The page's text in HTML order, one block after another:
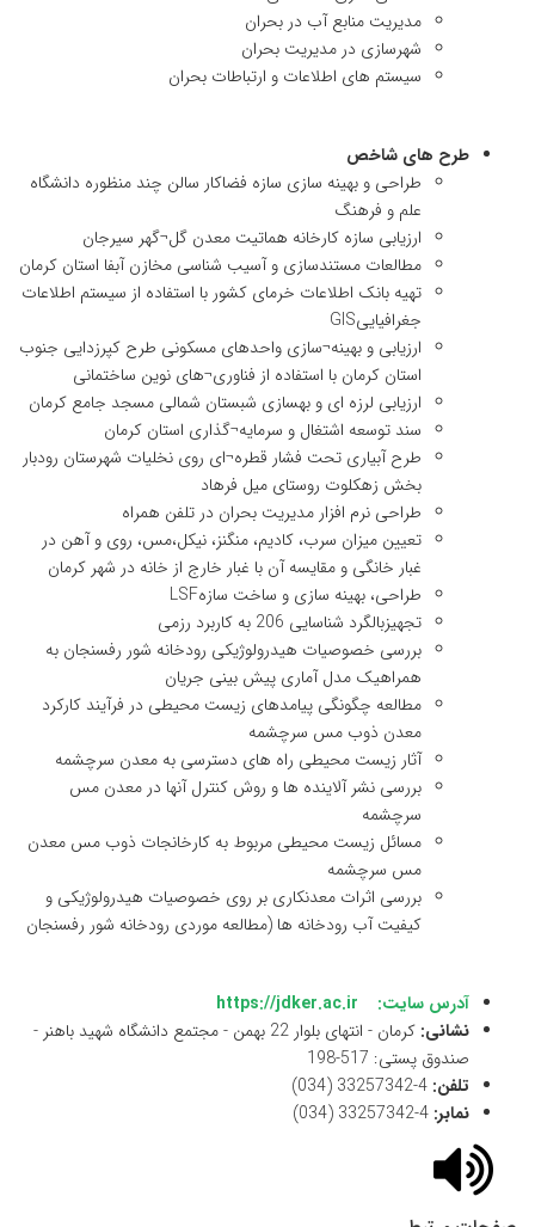
مدیریت منابع آب در بحران
شهرسازی در مدیریت بحران
سیستم های اطلاعات و ارتباطات بحران
طرح های شاخص
طراحی و بهینه سازی سازه فضاکار سالن چند منظوره دانشگاه
علم و فرهنگ
ارزیابی سازه کارخانه هماتیت معدن گل¬گهر سیرجان
مطالعات مستندسازی و آسیب شناسی مخازن آبفا استان کرمان
تهیه بانک اطلاعات خرمای کشور با استفاده از سیستم اطلاعات
جغرافیاییGIS
ارزیابی و بهینه¬سازی واحدهای مسکونی طرح کپرزدایی جنوب
استان کرمان با استفاده از فناوری¬های نوین ساختمانی
ارزیابی لرزه ای و بهسازی شبستان شمالی مسجد جامع کرمان
سند توسعه اشتغال و سرمایه¬گذاری استان کرمان
طرح آبیاری تحت فشار قطره¬ای روی نخلیات شهرستان رودبار
بخش زهکلوت روستای میل فرهاد
طراحی نرم افزار مدیریت بحران در تلفن همراه
تعیین میزان سرب، کادیم، منگنز، نیکل،مس، روی و آهن در
غبار خانگی و مقایسه آن با غبار خارج از خانه در شهر کرمان
طراحی، بهینه سازی و ساخت سازهLSF
تجهیزبالگرد شناسایی 206 به کاربرد رزمی
بررسی خصوصیات هیدرولوژیکی رودخانه شور رفسنجان به
همراهیک مدل آماری پیش بینی جریان
مطالعه چگونگی پیامدهای زیست محیطی در فرآیند کارکرد
معدن ذوب مس سرچشمه
آثار زیست محیطی راه های دسترسی به معدن سرچشمه
بررسی نشر آلاینده ها و روش کنترل آنها در معدن مس
سرچشمه
مسائل زیست محیطی مربوط به کارخانجات ذوب مس معدن
مس سرچشمه
بررسی اثرات معدنکاری بر روی خصوصیات هیدرولوژیکی و
کیفیت آب رودخانه ها (مطالعه موردی رودخانه شور رفسنجان
آدرس سایت: https://jdker.ac.ir
نشانی:
کرمان - انتهای بلوار 22 بهمن - مجتمع دانشگاه شهید باهنر -
صندوق پستی: 517-198
تلفن:
نمابر: 4-33257342 (034)